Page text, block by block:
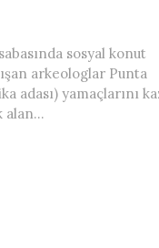
sosyal konut
arkeologlar Punta
adası) yamaçlarını